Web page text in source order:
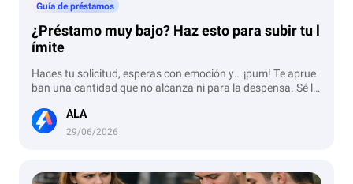
Guía de préstamos
¿Préstamo muy bajo? Haz esto para subir tu l
ímite
Haces tu solicitud, esperas con emoción y… ¡pum! Te aprue
ban una cantidad que no alcanza ni para la despensa. Sé lo
Las financieras no te odian, simplemente su sistema todaví
a no confía en ti. Si te urge que ese número crezca, aquí te c
ALA
29/06/2026